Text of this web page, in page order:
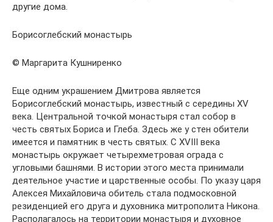
другие дома.
Борисоглебский монастырь
© Маргарита Кушниренко
Еще одним украшением Дмитрова является
Борисоглебский монастырь, известный с середины XV
века. Центральной точкой монастыря стал собор в
честь святых Бориса и Глеба. Здесь же у стен обители
имеется и памятник в честь святых. С XVIII века
монастырь окружает четырехметровая ограда с
угловыми башнями. В истории этого места принимали
деятельное участие и царственные особы. По указу царя
Алексея Михайловича обитель стала подмосковной
резиденцией его друга и духовника митрополита Никона.
Располагалось на территории монастыря и духовное